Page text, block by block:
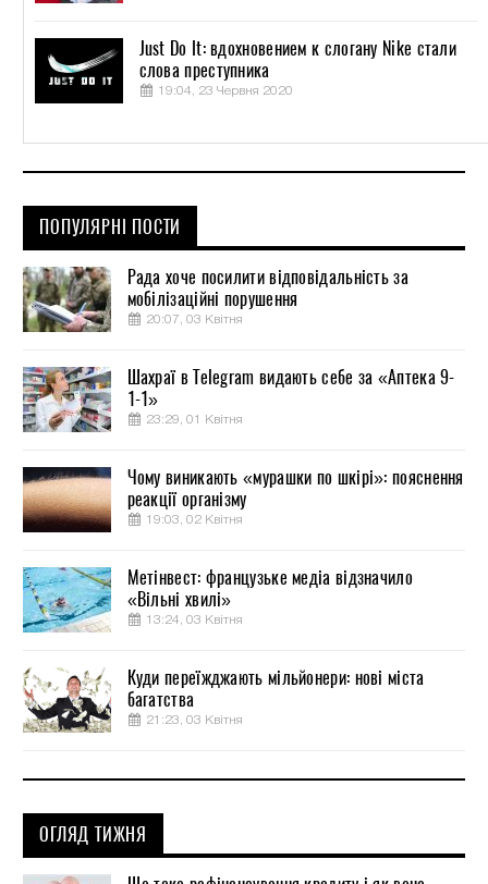
Just Do It: вдохновением к слогану Nike стали
слова преступника
19:04, 23 Червня 2020
ПОПУЛЯРНІ ПОСТИ
Рада хоче посилити відповідальність за
мобілізаційні порушення
20:07, 03 Квітня
Шахраї в Telegram видають себе за «Аптека 9-
1-1»
23:29, 01 Квітня
Чому виникають «мурашки по шкірі»: пояснення
реакції організму
19:03, 02 Квітня
Метінвест: французьке медіа відзначило
«Вільні хвилі»
13:24, 03 Квітня
Куди переїжджають мільйонери: нові міста
багатства
21:23, 03 Квітня
ОГЛЯД ТИЖНЯ